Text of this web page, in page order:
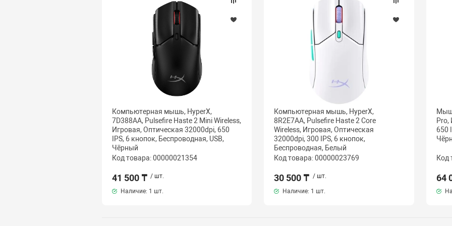
Компьютерная мышь, HyperX,
7D388AA, Pulsefire Haste 2 Mini Wireless,
Игровая, Оптическая 32000dpi, 650
IPS, 6 кнопок, Беспроводная, USB,
Чёрный
Код товара: 00000021354
41 500 ₸ / шт.
Наличие: 1 шт.
Компьютерная мышь, HyperX,
8R2E7AA, Pulsefire Haste 2 Core
Wireless, Игровая, Оптическая
32000dpi, 300 IPS, 6 кнопок,
Беспроводная, Белый
Код товара: 00000023769
30 500 ₸ / шт.
Наличие: 1 шт.
Pro,
650
Код
64